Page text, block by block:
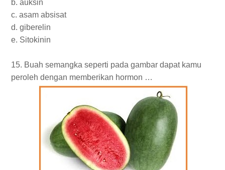
b. auksin
c. asam absisat
d. giberelin
e. Sitokinin
15. Buah semangka seperti pada gambar dapat kamu
peroleh dengan memberikan hormon …